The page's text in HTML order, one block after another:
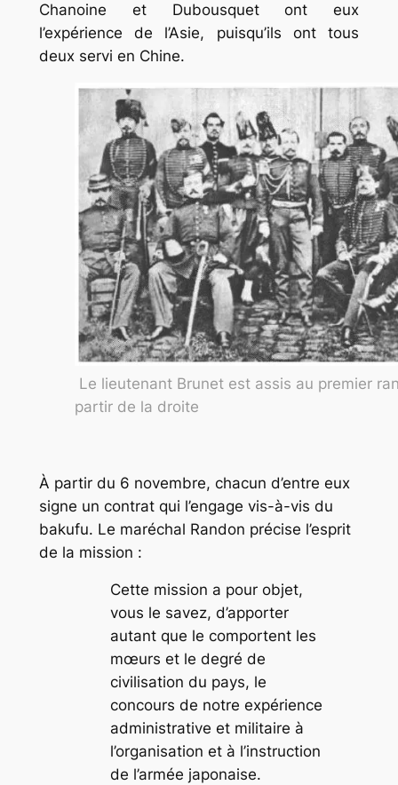
Chanoine et Dubousquet ont eux
l’expérience de l’Asie, puisqu’ils ont tous
deux servi en Chine.
Le lieutenant Brunet est assis au premier
partir de la droite
À partir du 6 novembre, chacun d’entre eux
signe un contrat qui l’engage vis-à-vis du
bakufu. Le maréchal Randon précise l’esprit
de la mission :
Cette mission a pour objet,
vous le savez, d’apporter
autant que le comportent les
mœurs et le degré de
civilisation du pays, le
concours de notre expérience
administrative et militaire à
l’organisation et à l’instruction
de l’armée japonaise.